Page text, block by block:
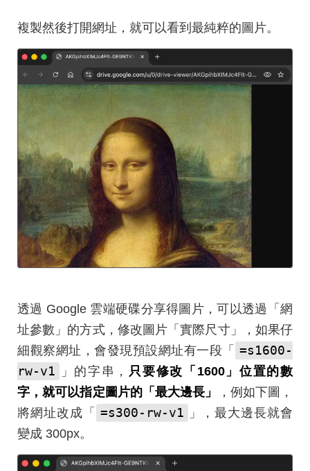
複製然後打開網址，就可以看到最純粹的圖片。
透過 Google 雲端硬碟分享得圖片，可以透過「網
址參數」的方式，修改圖片「實際尺寸」，如果仔
細觀察網址，會發現預設網址有一段「
=s1600-
rw-v1
」的字串， 只要修改「1600」位置的數
字，就可以指定圖片的「最大邊長」
，例如下圖，
將網址改成「
=s300-rw-v1
」，最大邊長就會
變成 300px。